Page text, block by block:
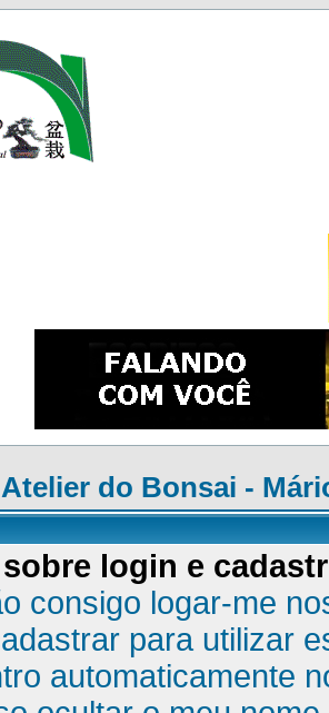
do Bonsai -
login e
consigo logar-me
para utilizar
automaticamente